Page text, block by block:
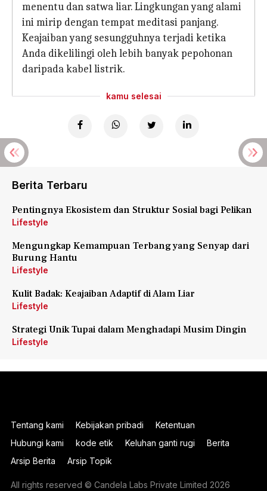
menentu dan satwa liar. Lingkungan yang alami
ini mirip dengan tempat meditasi panjang.
Keajaiban yang sesungguhnya terjadi ketika
Anda dikelilingi oleh lebih banyak pepohonan
daripada kabel listrik.
kamu selesai
Berita Terbaru
Pentingnya Ekosistem dan Struktur Sosial bagi Pelikan
Lifestyle
Mengungkap Kemampuan Terbang yang Senyap dari
Burung Hantu
Lifestyle
Kulit Badak: Keajaiban Adaptif di Alam Liar
Lifestyle
Strategi Unik Tupai dalam Menghadapi Musim Dingin
Lifestyle
Tentang kami Kebijakan pribadi
Ketentuan
Hubungi kami
kode etik Keluhan ganti rugi
Berita
Arsip Berita
Arsip Topik
All rights reserved © Candela Labs Private Limited 2026